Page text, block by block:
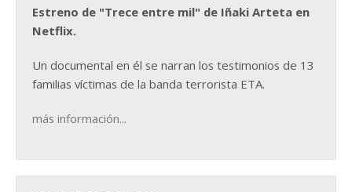
Estreno de "Trece entre mil" de Iñaki Arteta en
Netflix.
Un documental en él se narran los testimonios de 13
familias víctimas de la banda terrorista ETA.
más información...